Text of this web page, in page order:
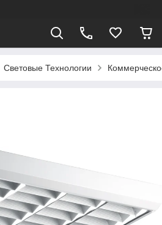
Световые Технологии